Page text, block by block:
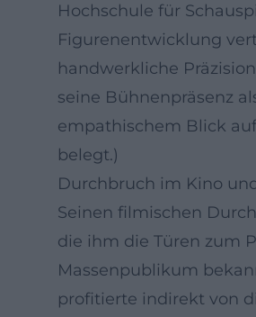
Hochschule für
Figurenentwicklung
handwerkliche
seine Bühnenpräsenz
empathischem Blick
belegt.)
Durchbruch im Kino
Seinen filmischen
die ihm die Türen zum
Massenpublikum
profitierte indirekt von